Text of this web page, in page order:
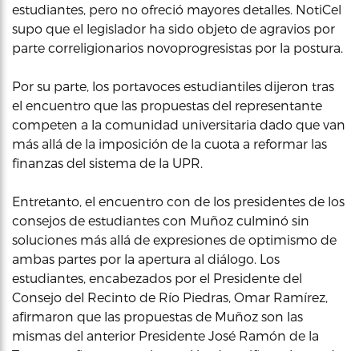
estudiantes, pero no ofreció mayores detalles. NotiCel
supo que el legislador ha sido objeto de agravios por
parte correligionarios novoprogresistas por la postura.
Por su parte, los portavoces estudiantiles dijeron tras
el encuentro que las propuestas del representante
competen a la comunidad universitaria dado que van
más allá de la imposición de la cuota a reformar las
finanzas del sistema de la UPR.
Entretanto, el encuentro con de los presidentes de los
consejos de estudiantes con Muñoz culminó sin
soluciones más allá de expresiones de optimismo de
ambas partes por la apertura al diálogo. Los
estudiantes, encabezados por el Presidente del
Consejo del Recinto de Río Piedras, Omar Ramírez,
afirmaron que las propuestas de Muñoz son las
mismas del anterior Presidente José Ramón de la